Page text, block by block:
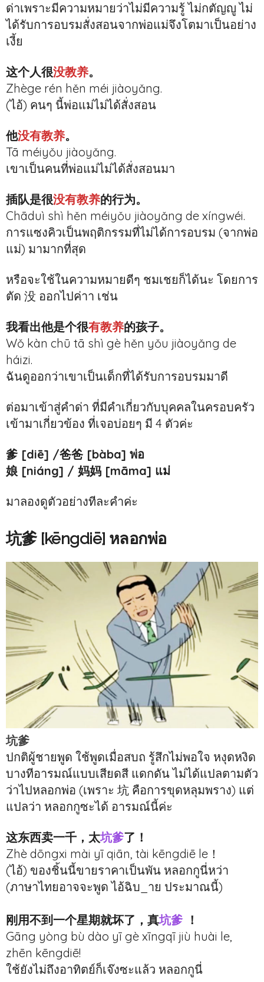
ด่าเพราะมีความหมายว่าไม่มีความรู้ ไม่กตัญญู ไม่
ได้รับการอบรมสั่งสอนจากพ่อแม่จึงโตมาเป็นอย่าง
เงี้ย
这个人很没教养。
Zhège rén hěn méi jiàoyǎng.
(ไอ้) คนๆ นี้พ่อแม่ไม่ได้สั่งสอน
他没有教养。
Tā méiyǒu jiàoyǎng.
เขาเป็นคนที่พ่อแม่ไม่ได้สั่งสอนมา
插队是很没有教养的行为。
Chāduì shì hěn méiyǒu jiàoyǎng de xíngwéi.
การแซงคิวเป็นพฤติกรรมที่ไม่ได้การอบรม (จากพ่อ
แม่) มามากที่สุด
หรือจะใช้ในความหมายดีๆ ชมเชยก็ได้นะ โดยการ
ตัด 没 ออกไปค่าา เช่น
我看出他是个很有教养的孩子。
Wǒ kàn chū tā shì gè hěn yǒu jiàoyǎng de
háizi.
ฉันดูออกว่าเขาเป็นเด็กที่ได้รับการอบรมมาดี
ต่อมาเข้าสู่คำด่า ที่มีคำเกี่ยวกับบุคคลในครอบครัว
เข้ามาเกี่ยวข้อง ที่เจอบ่อยๆ มี 4 ตัวค่ะ
爹 [diē] /爸爸 [bàba] พ่อ
娘 [niáng] / 妈妈 [māma] แม่
มาลองดูตัวอย่างทีละคำค่ะ
坑爹 [kēngdiē] หลอกพ่อ
坑爹
ปกติผู้ชายพูด ใช้พูดเมื่อสบถ รู้สึกไม่พอใจ หงุดหงิด
บางทีอารมณ์แบบเสียดสี แดกดัน ไม่ได้แปลตามตัว
ว่าไปหลอกพ่อ (เพราะ 坑 คือการขุดหลุมพราง) แต่
แปลว่า หลอกกูซะได้ อารมณ์นี้ค่ะ
这东西卖一千，太坑爹了！
Zhè dōngxi mài yī qiān, tài kēngdiē le！
(ไอ้) ของชิ้นนี้ขายราคาเป็นพัน หลอกกูนี่หว่า
(ภาษาไทยอาจจะพูด ไอ้ฉิบ_าย ประมาณนี้)
刚用不到一个星期就坏了，真坑爹 ！
Gāng yòng bù dào yī gè xīngqī jiù huài le,
zhēn kēngdiē!
ใช้ยังไม่ถึงอาทิตย์ก็เจ๊งซะแล้ว หลอกกูนี่